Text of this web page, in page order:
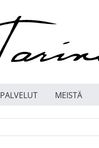
PALVELUT MEISTÄ